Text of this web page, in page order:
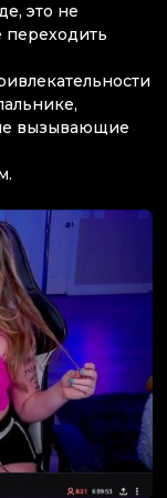
это не
переходить
вызывающие